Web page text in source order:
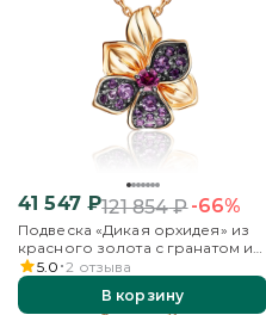
41 547₽121 854₽-66%
Подвеска «Дикая орхидея» из
красного золота с гранатом и
аметистами
5.0 2 отзыва
В корзину